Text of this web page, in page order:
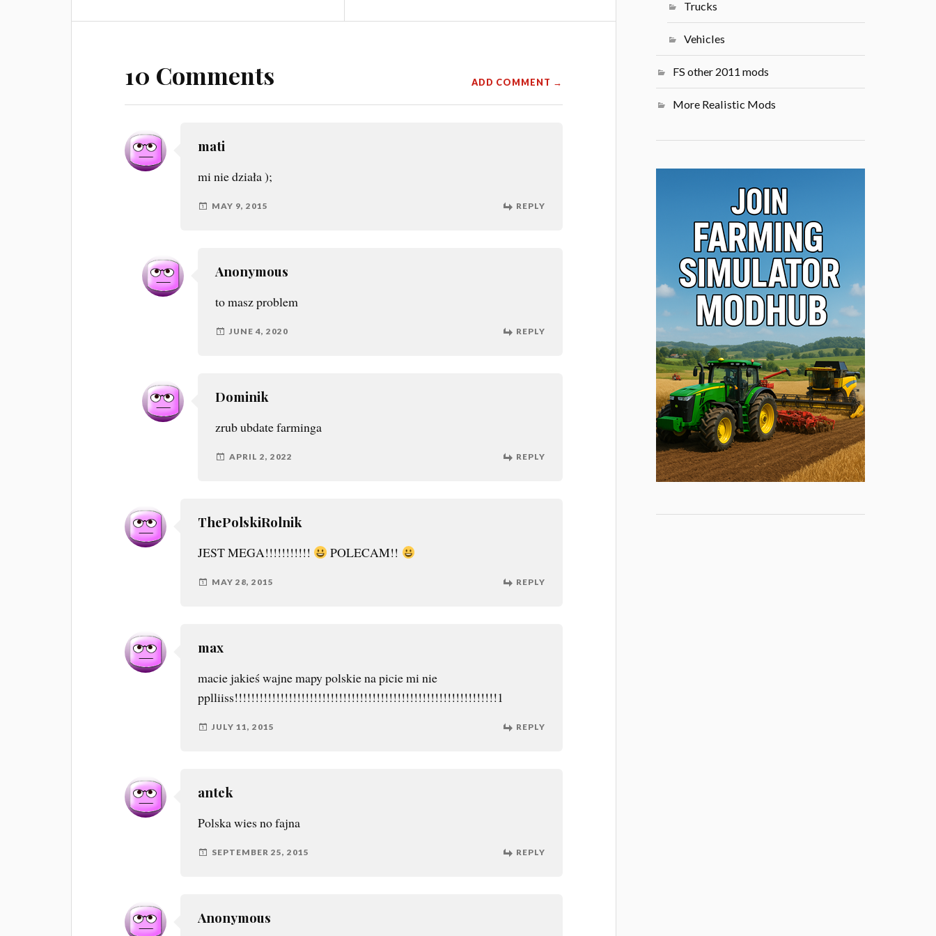
10 Comments ADD COMMENT →
mati
mi nie działa );
MAY 9, 2015 REPLY
Anonymous
to masz problem
JUNE 4, 2020 REPLY
Dominik
zrub ubdate farminga
APRIL 2, 2022 REPLY
ThePolskiRolnik
JEST MEGA!!!!!!!!!!! POLECAM!!
MAY 28, 2015 REPLY
max
macie jakieś wajne mapy polskie na picie mi nie
pplliiss!!!!!!!!!!!!!!!!!!!!!!!!!!!!!!!!!!!!!!!!!!!!!!!!!!!!!!!!!!!!!!!1
JULY 11, 2015 REPLY
antek
Polska wies no fajna
SEPTEMBER 25, 2015 REPLY
Anonymous
Trucks
Vehicles
FS other 2011 mods
More Realistic Mods